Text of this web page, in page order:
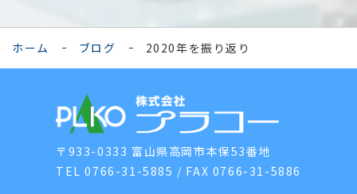
ホーム ブログ 2020年を振り返り
〒933-0333 富山県高岡市本保53番地
TEL 0766-31-5885 / FAX 0766-31-5886